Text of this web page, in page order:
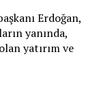
Erdoğan,
yanında,
yatırım ve